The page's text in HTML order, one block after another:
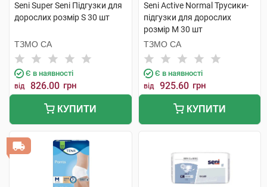
Seni Super Seni Підгузки для
дорослих розмір S 30 шт
ТЗМО СА
Є в наявності
від 826.00 грн
КУПИТИ
Seni Active Normal Трусики-
підгузки для дорослих
розмір M 30 шт
ТЗМО СА
Є в наявності
від 925.60 грн
КУПИТИ